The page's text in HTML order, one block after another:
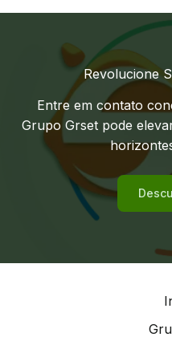
Revolucione
Entre em contato
Grupo Grset pode